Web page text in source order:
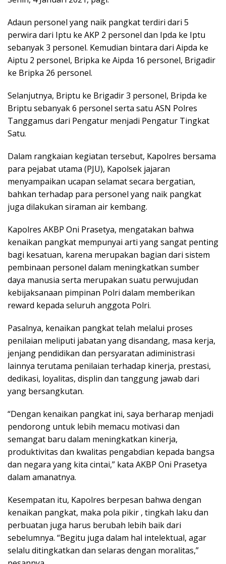
Adaun personel yang naik pangkat terdiri dari 5
perwira dari Iptu ke AKP 2 personel dan Ipda ke Iptu
sebanyak 3 personel. Kemudian bintara dari Aipda ke
Aiptu 2 personel, Bripka ke Aipda 16 personel, Brigadir
ke Bripka 26 personel.
Selanjutnya, Briptu ke Brigadir 3 personel, Bripda ke
Briptu sebanyak 6 personel serta satu ASN Polres
Tanggamus dari Pengatur menjadi Pengatur Tingkat
Satu.
Dalam rangkaian kegiatan tersebut, Kapolres bersama
para pejabat utama (PJU), Kapolsek jajaran
menyampaikan ucapan selamat secara bergatian,
bahkan terhadap para personel yang naik pangkat
juga dilakukan siraman air kembang.
Kapolres AKBP Oni Prasetya, mengatakan bahwa
kenaikan pangkat mempunyai arti yang sangat penting
bagi kesatuan, karena merupakan bagian dari sistem
pembinaan personel dalam meningkatkan sumber
daya manusia serta merupakan suatu perwujudan
kebijaksanaan pimpinan Polri dalam memberikan
reward kepada seluruh anggota Polri.
Pasalnya, kenaikan pangkat telah melalui proses
penilaian meliputi jabatan yang disandang, masa kerja,
jenjang pendidikan dan persyaratan adiministrasi
lainnya terutama penilaian terhadap kinerja, prestasi,
dedikasi, loyalitas, displin dan tanggung jawab dari
yang bersangkutan.
“Dengan kenaikan pangkat ini, saya berharap menjadi
pendorong untuk lebih memacu motivasi dan
semangat baru dalam meningkatkan kinerja,
produktivitas dan kwalitas pengabdian kepada bangsa
dan negara yang kita cintai,” kata AKBP Oni Prasetya
dalam amanatnya.
Kesempatan itu, Kapolres berpesan bahwa dengan
kenaikan pangkat, maka pola pikir , tingkah laku dan
perbuatan juga harus berubah lebih baik dari
sebelumnya. “Begitu juga dalam hal intelektual, agar
selalu ditingkatkan dan selaras dengan moralitas,”